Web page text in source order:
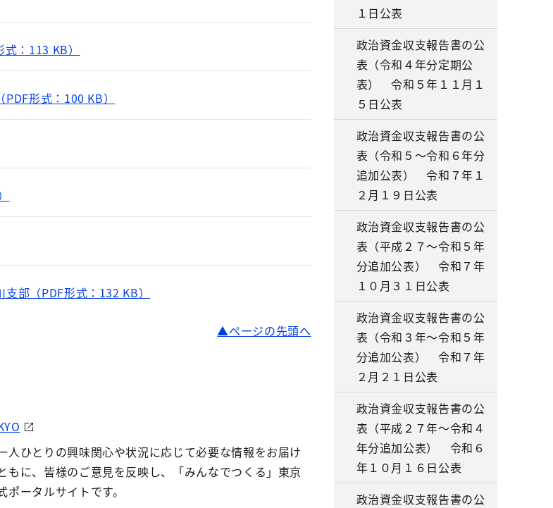
：113 KB）
形式：100 KB）
部（PDF形式：132 KB）
ページの先頭へ
人ひとりの興味関心や状況に応じて必要な情報をお届け
もに、皆様のご意見を反映し、「みんなでつくる」東京
ポータルサイトです。
１日公表
政治資金収支報告書の公
表（令和４年分定期公
表） 令和５年１１月１
５日公表
政治資金収支報告書の公
表（令和５～令和６年分
追加公表） 令和７年１
２月１９日公表
政治資金収支報告書の公
表（平成２７～令和５年
分追加公表） 令和７年
１０月３１日公表
政治資金収支報告書の公
表（令和３年～令和５年
分追加公表） 令和７年
２月２１日公表
政治資金収支報告書の公
表（平成２７年～令和４
年分追加公表） 令和６
年１０月１６日公表
政治資金収支報告書の公